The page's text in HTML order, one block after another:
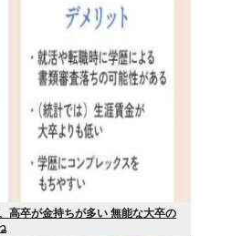
高卒が金持ちが多い 無能な大卒の